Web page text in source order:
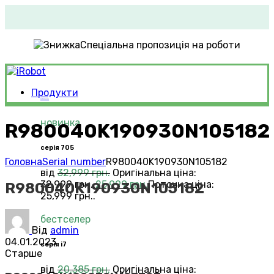
Спеціальна пропозиція на роботи
Продукти
новинка
серія 705
від 32,999грн. Оригінальна ціна:
32,999 грн..25,999грн.Поточна ціна:
25,999 грн..
бестселер
серія i7
від 20,385грн. Оригінальна ціна:
R980040K190930N105182
ГоловнаSerial numberR980040K190930N105182
R980040K190930N105182
Від admin
04.01.2023
Старше